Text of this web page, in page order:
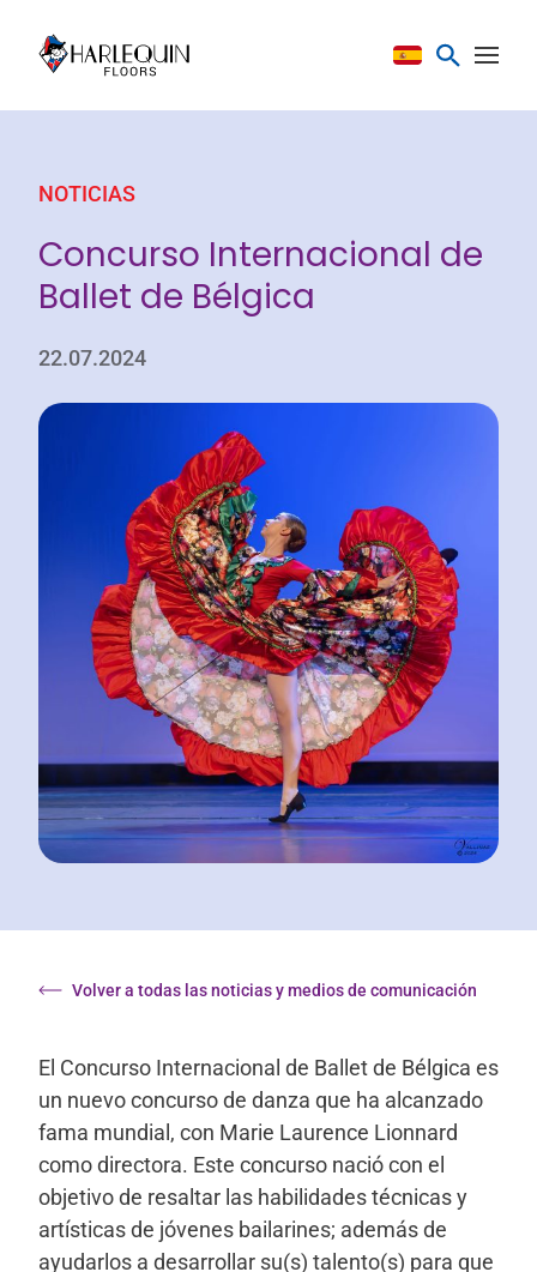
NOTICIAS
Concurso Internacional de
Ballet de Bélgica
22.07.2024
Volver a todas las noticias y medios de comunicación
El Concurso Internacional de Ballet de Bélgica es
un nuevo concurso de danza que ha alcanzado
fama mundial, con Marie Laurence Lionnard
como directora. Este concurso nació con el
objetivo de resaltar las habilidades técnicas y
artísticas de jóvenes bailarines; además de
ayudarlos a desarrollar su(s) talento(s) para que